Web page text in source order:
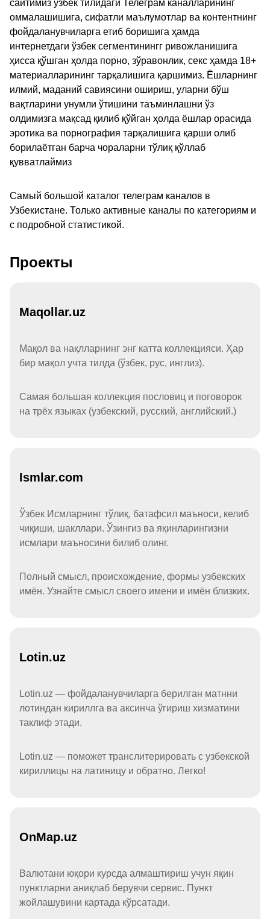
сайтимиз ўзбек тилидаги Телеграм каналларининг
оммалашишига, сифатли маълумотлар ва контентнинг
фойдаланувчиларга етиб боришига ҳамда
интернетдаги ўзбек сегментинингг ривожланишига
ҳисса қўшган ҳолда порно, зўравонлик, секс ҳамда 18+
материалларининг тарқалишига қаршимиз. Ёшларнинг
илмий, маданий савиясини ошириш, уларни бўш
вақтларини унумли ўтишини таъминлашни ўз
олдимизга мақсад қилиб қўйган ҳолда ёшлар орасида
эротика ва порнография тарқалишига қарши олиб
борилаётган барча чораларни тўлиқ қўллаб
қувватлаймиз
Самый большой каталог телеграм каналов в
Узбекистане. Только активные каналы по категориям и
с подробной статистикой.
Проекты
Maqollar.uz
Мақол ва нақлларнинг энг катта коллекцияси. Ҳар
бир мақол учта тилда (ўзбек, рус, инглиз).
Самая большая коллекция пословиц и поговорок
на трёх языках (узбекский, русский, английский.)
Ismlar.com
Ўзбек Исмларнинг тўлиқ, батафсил маъноси, келиб
чиқиши, шакллари. Ўзингиз ва яқинларингизни
исмлари маъносини билиб олинг.
Полный смысл, происхождение, формы узбекских
имён. Узнайте смысл своего имени и имён близких.
Lotin.uz
Lotin.uz — фойдаланувчиларга берилган матнни
лотиндан кириллга ва аксинча ўгириш хизматини
таклиф этади.
Lotin.uz — поможет транслитерировать с узбекской
кириллицы на латиницу и обратно. Легко!
OnMap.uz
Валютани юқори курсда алмаштириш учун яқин
пунктларни аниқлаб берувчи сервис. Пункт
жойлашувини картада кўрсатади.